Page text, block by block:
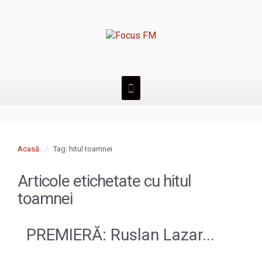
Acasă Tag: hitul toamnei
Articole etichetate cu hitul
toamnei
PREMIERĂ: Ruslan Lazar...